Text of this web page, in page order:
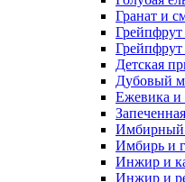
Гранат и
Грейпфрут
Детская
Дубовый
Ежевика и
Имбирный
Имбирь и
Инжир и
Инжир и